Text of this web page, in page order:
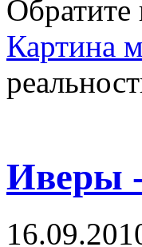
Картина
Иверы -